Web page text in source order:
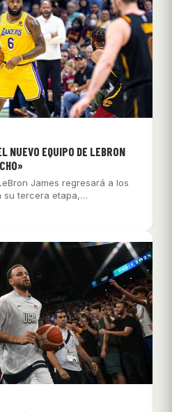
NUEVO EQUIPO DE LEBRON
James regresará a los
su tercera etapa,…